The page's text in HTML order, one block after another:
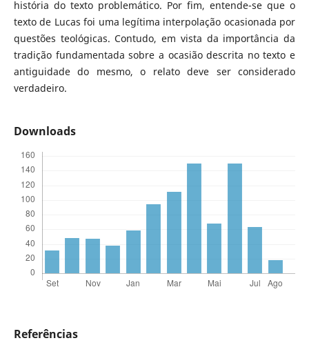
história do texto problemático. Por fim, entende-se que o
texto de Lucas foi uma legítima interpolação ocasionada por
questões teológicas. Contudo, em vista da importância da
tradição fundamentada sobre a ocasião descrita no texto e
antiguidade do mesmo, o relato deve ser considerado
verdadeiro.
Downloads
Referências